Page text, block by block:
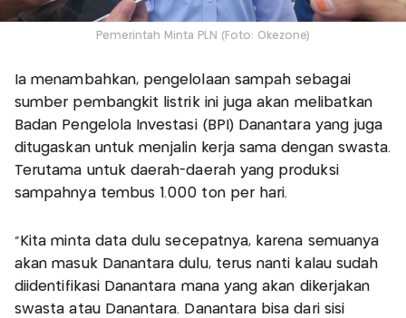
Pemerintah Minta PLN (Foto: Okezone)
Ia menambahkan, pengelolaan sampah sebagai
sumber pembangkit listrik ini juga akan melibatkan
Badan Pengelola Investasi (BPI) Danantara yang juga
ditugaskan untuk menjalin kerja sama dengan swasta.
Terutama untuk daerah-daerah yang produksi
sampahnya tembus 1.000 ton per hari.
"Kita minta data dulu secepatnya, karena semuanya
akan masuk Danantara dulu, terus nanti kalau sudah
diidentifikasi Danantara mana yang akan dikerjakan
swasta atau Danantara. Danantara bisa dari sisi